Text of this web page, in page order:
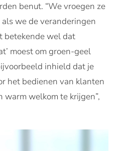
benut. “We vroegen ze
als we de veranderingen
betekende wel dat
moest om groen-geel
inhield dat je
het bedienen van klanten
warm welkom te krijgen”,